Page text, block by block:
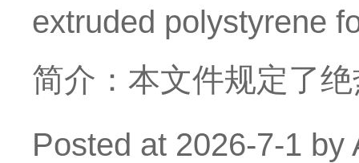
extruded polystyrene
简介：本文件规定了
Posted at 2026-7-1 by